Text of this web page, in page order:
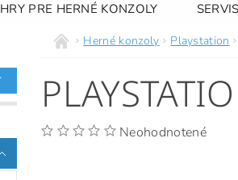
HRY PRE HERNÉ KONZOLY
OBCHODNÉ PODMIENKY
Herné konzoly Playstation
Neohodnotené